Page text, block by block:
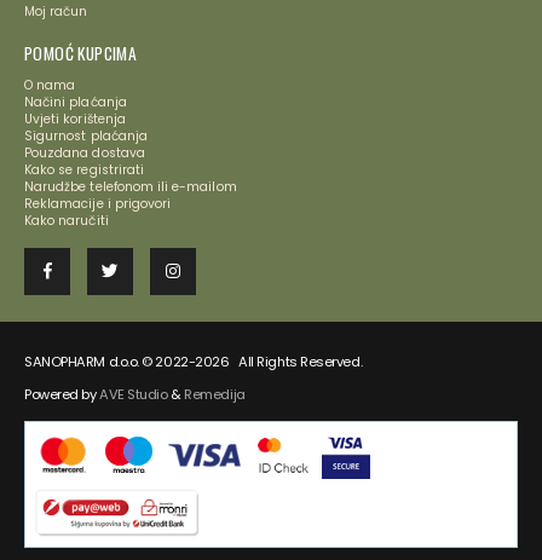
Moj račun
POMOĆ KUPCIMA
O nama
Načini plaćanja
Uvjeti korištenja
Sigurnost plaćanja
Pouzdana dostava
Kako se registrirati
Narudžbe telefonom ili e-mailom
Reklamacije i prigovori
Kako naručiti
SANOPHARM d.o.o. © 2022-2026 All Rights Reserved.
Powered byAVE Studio&Remedija